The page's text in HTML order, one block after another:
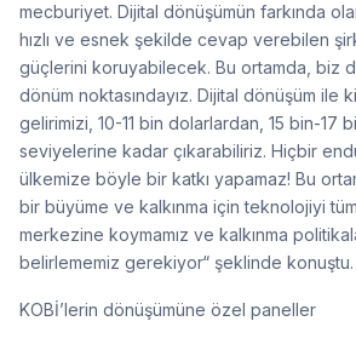
mecburiyet. Dijital dönüşümün farkında
hızlı ve esnek şekilde cevap verebilen
güçlerini koruyabilecek. Bu ortamda, biz
dönüm noktasındayız. Dijital dönüşüm ile
gelirimizi, 10-11 bin dolarlardan, 15 bin-17
seviyelerine kadar çıkarabiliriz. Hiçbir
ülkemize böyle bir katkı yapamaz! Bu
bir büyüme ve kalkınma için teknolojiyi
merkezine koymamız ve kalkınma
belirlememiz gerekiyor“ şeklinde konuştu.
KOBİ’lerin dönüşümüne özel paneller